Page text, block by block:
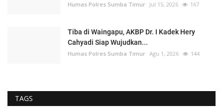
Humas Polres Sumba Timur Jul 15, 2026 167
Tiba di Waingapu, AKBP Dr. I Kadek Hery
Cahyadi Siap Wujudkan...
Humas Polres Sumba Timur Agu 1, 2026 144
TAGS